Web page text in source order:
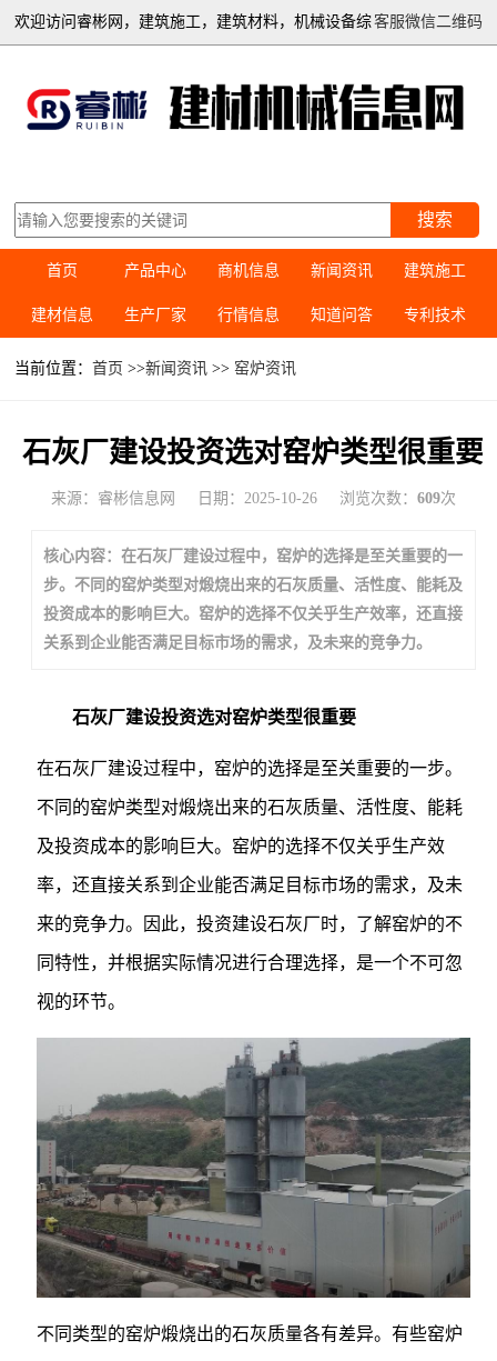
客服微信二维码
欢迎访问睿彬网，建筑施工，建筑材料，机械设备综
搜索
首页 产品中心 商机信息 新闻资讯 建筑施工
建材信息 生产厂家 行情信息 知道问答 专利技术
当前位置：首页 >>新闻资讯 >>窑炉资讯
石灰厂建设投资选对窑炉类型很重要
来源：睿彬信息网 日期：2025-10-26 浏览次数： 609次
核心内容：在石灰厂建设过程中，窑炉的选择是至关重要的一
步。不同的窑炉类型对煅烧出来的石灰质量、活性度、能耗及
投资成本的影响巨大。窑炉的选择不仅关乎生产效率，还直接
关系到企业能否满足目标市场的需求，及未来的竞争力。
石灰厂建设投资选对窑炉类型很重要
在石灰厂建设过程中，窑炉的选择是至关重要的一步。
不同的窑炉类型对煅烧出来的石灰质量、活性度、能耗
及投资成本的影响巨大。窑炉的选择不仅关乎生产效
率，还直接关系到企业能否满足目标市场的需求，及未
来的竞争力。因此，投资建设石灰厂时，了解窑炉的不
同特性，并根据实际情况进行合理选择，是一个不可忽
视的环节。
不同类型的窑炉煅烧出的石灰质量各有差异。有些窑炉